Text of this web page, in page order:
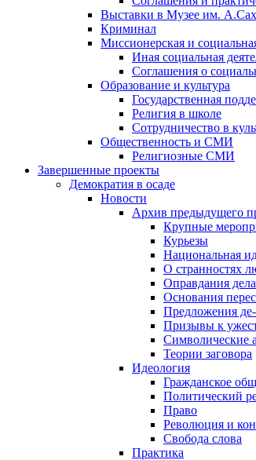
Выставки в Музее им.
Криминал
Миссионерская и
Иная социальная
Соглашения о
Образование и культура
Государственная
Религия в школе
Сотрудничество в
Общественность и СМИ
Религиозные СМИ
Завершенные проекты
Демократия в осаде
Новости
Архив предыдущего
Крупные
Курьезы
Национальная
О странностях
Оправдания
Основания
Предложения
Призывы к
Символические
Теории заговора
Идеология
Гражданское
Политический
Право
Революция и
Свобода слова
Практика